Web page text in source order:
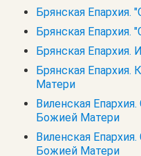
Брянская Епархия.
Брянская Епархия.
Брянская Епархия.
Брянская Епархия.
Матери
Виленская
Божией Матери
Виленская
Божией Матери